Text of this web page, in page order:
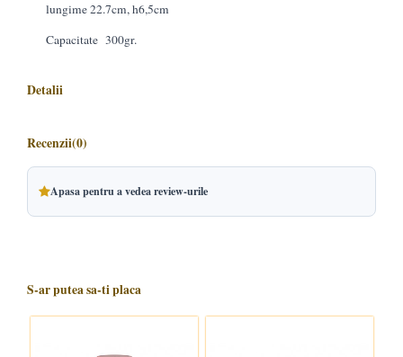
lungime 22.7cm, h6,5cm
Capacitate 300gr.
Detalii
Recenzii(0)
Apasa pentru a vedea review-urile
S-ar putea sa-ti placa